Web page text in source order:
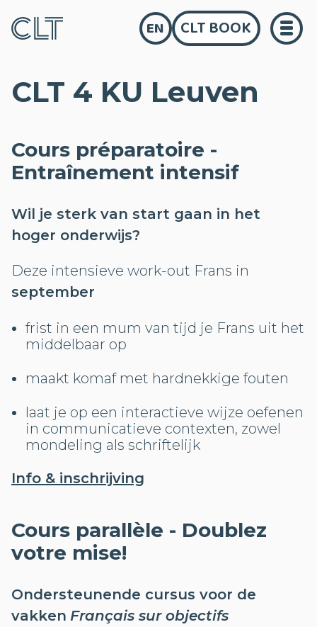
EN CLT BOOK
CLT 4 KU Leuven
Cours préparatoire -
Entraînement intensif
Wil je sterk van start gaan in het
hoger onderwijs?
Deze intensieve work-out Frans in
september
frist in een mum van tijd je Frans uit het
middelbaar op
maakt komaf met hardnekkige fouten
laat je op een interactieve wijze oefenen
in communicatieve contexten, zowel
mondeling als schriftelijk
Info & inschrijving
Cours parallèle - Doublez
votre mise!
Ondersteunende cursus voor de
vakken Français sur objectifs